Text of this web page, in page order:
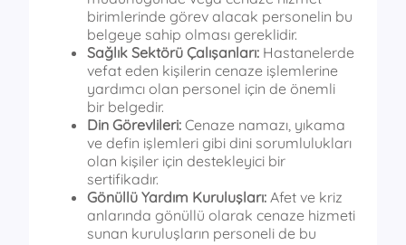
birimlerinde görev alacak personelin bu
belgeye sahip olması gereklidir.
Sağlık Sektörü Çalışanları: Hastanelerde
vefat eden kişilerin cenaze işlemlerine
yardımcı olan personel için de önemli
bir belgedir.
Din Görevlileri: Cenaze namazı, yıkama
ve defin işlemleri gibi dini sorumlulukları
olan kişiler için destekleyici bir
sertifikadır.
Gönüllü Yardım Kuruluşları: Afet ve kriz
anlarında gönüllü olarak cenaze hizmeti
sunan kuruluşların personeli de bu